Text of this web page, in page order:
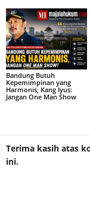
Bandung Butuh
Kepemimpinan yang
Harmonis, Kang Iyus:
Jangan One Man Show
Terima kasih atas
ini.